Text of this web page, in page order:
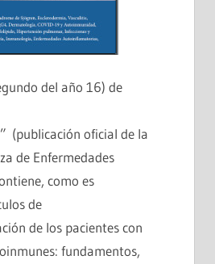
del año 16) de
(publicación oficial de la
de Enfermedades
como es
de
de los pacientes con
fundamentos,